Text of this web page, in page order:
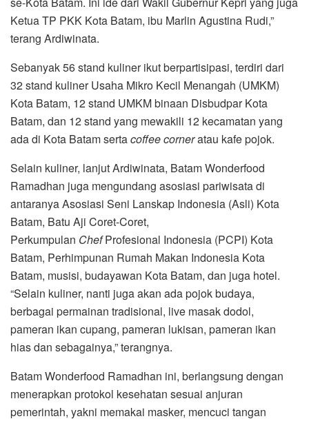
Ketua TP PKK Kota Batam, ibu Marlin Agustina Rudi,”
terang Ardiwinata.
Sebanyak 56 stand kuliner ikut berpartisipasi, terdiri dari
32 stand kuliner Usaha Mikro Kecil Menangah (UMKM)
Kota Batam, 12 stand UMKM binaan Disbudpar Kota
Batam, dan 12 stand yang mewakili 12 kecamatan yang
ada di Kota Batam sertacoffee corneratau kafe pojok.
Selain kuliner, lanjut Ardiwinata, Batam Wonderfood
Ramadhan juga mengundang asosiasi pariwisata di
antaranya Asosiasi Seni Lanskap Indonesia (Asli) Kota
Batam, Batu Aji Coret-Coret,
Perkumpulan ChefProfesional Indonesia (PCPI) Kota
Batam, Perhimpunan Rumah Makan Indonesia Kota
Batam, musisi, budayawan Kota Batam, dan juga hotel.
“Selain kuliner, nanti juga akan ada pojok budaya,
berbagai permainan tradisional, live masak dodol,
pameran ikan cupang, pameran lukisan, pameran ikan
hias dan sebagainya,” terangnya.
Batam Wonderfood Ramadhan ini, berlangsung dengan
menerapkan protokol kesehatan sesuai anjuran
pemerintah, yakni memakai masker, mencuci tangan